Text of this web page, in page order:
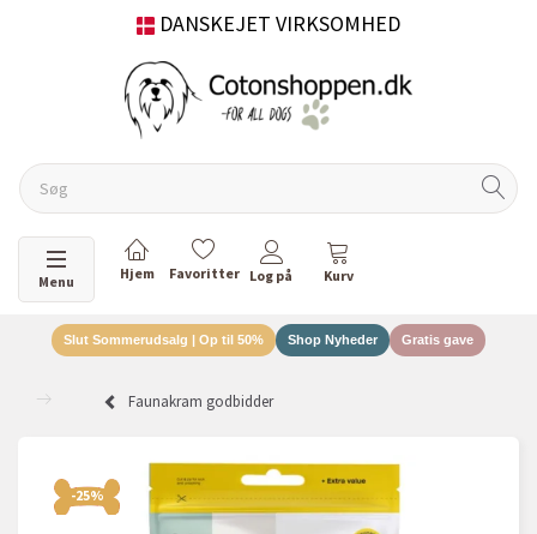
DANSKEJET VIRKSOMHED
Skifte navigation
Menu
Slut Sommerudsalg | Op til 50% Shop Nyheder Gratis gave
Faunakram godbidder
-25%